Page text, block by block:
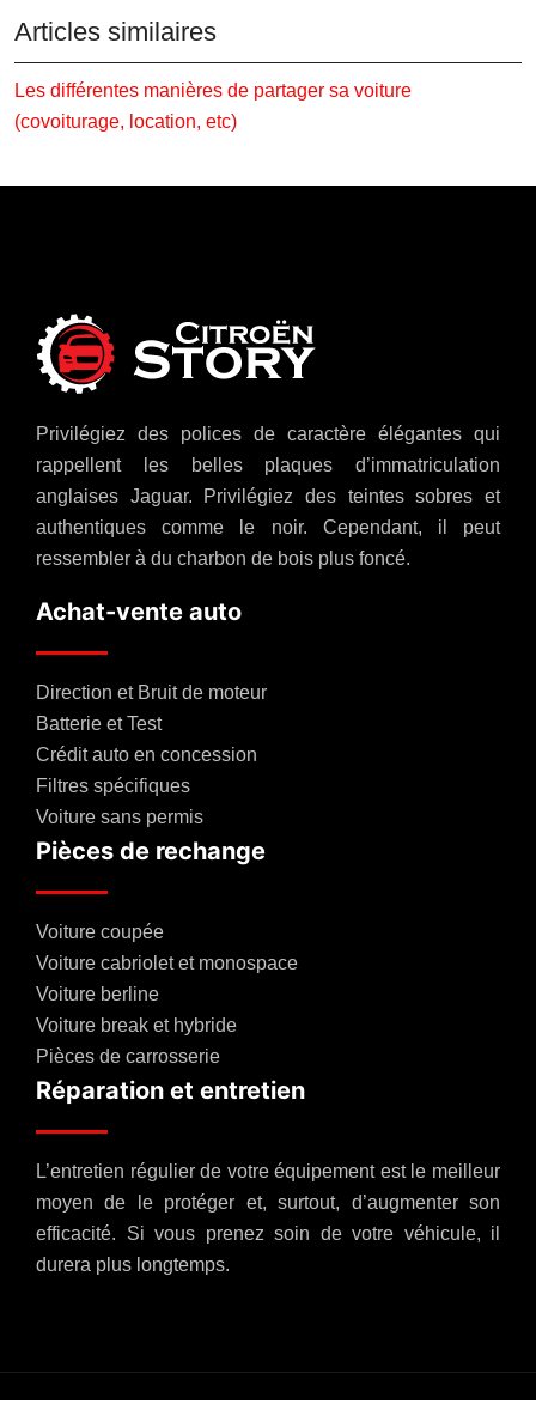
Articles similaires
Les différentes manières de partager sa voiture
(covoiturage, location, etc)
Privilégiez des polices de caractère élégantes qui
rappellent les belles plaques d’immatriculation
anglaises Jaguar. Privilégiez des teintes sobres et
authentiques comme le noir. Cependant, il peut
ressembler à du charbon de bois plus foncé.
Achat-vente auto
Direction et Bruit de moteur
Batterie et Test
Crédit auto en concession
Filtres spécifiques
Voiture sans permis
Pièces de rechange
Voiture coupée
Voiture cabriolet et monospace
Voiture berline
Voiture break et hybride
Pièces de carrosserie
Réparation et entretien
L’entretien régulier de votre équipement est le meilleur
moyen de le protéger et, surtout, d’augmenter son
efficacité. Si vous prenez soin de votre véhicule, il
durera plus longtemps.